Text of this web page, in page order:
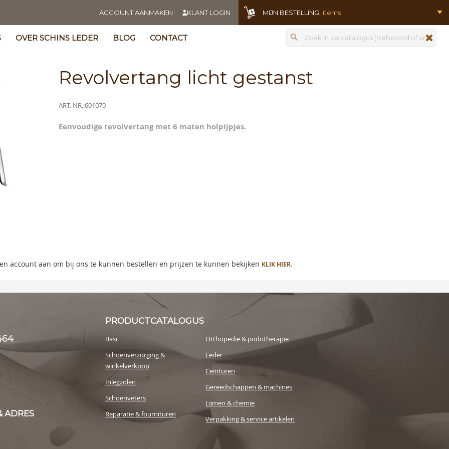
ACCOUNT AANMAKEN KLANT LOGIN MIJN BESTELLING: items
OVER SCHINS LEDER BLOG CONTACT Zoeken
Revolvertang licht gestanst
Meer
ART. NR.601070
Eenvoudige revolvertang met 6 maten holpijpjes.
account aan om bij ons te kunnen bestellen en prijzen te kunnen bekijken KLIK HIER.
ADRES
PRODUCTCATALOGUS
Basi
Schoenverzorging &
winkelverkoop
Inlegzolen
Schoenveters
Reparatie & fournituren
Orthopedie & podotherapie
Leder
Ceinturen
Gereedschappen & machines
Lijmen & chemie
Verpakking & service artikelen